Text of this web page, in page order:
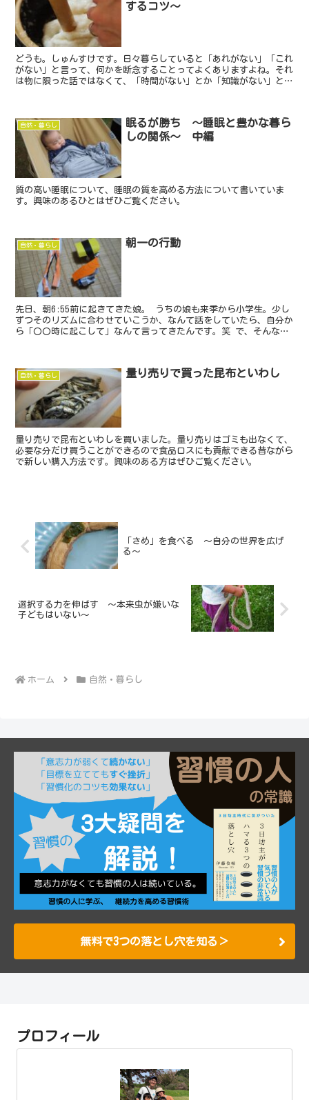
するコツ～
どうも。しゅんすけです。日々暮らしていると「あれがない」「これ
がない」と言って、何かを断念することってよくありますよね。それ
は物に限った話ではなくて、「時間がない」とか「知識がない」とか
自然・暮らし
眠るが勝ち ～睡眠と豊かな暮ら
しの関係～ 中編
質の高い睡眠について、睡眠の質を高める方法について書いていま
す。興味のあるひとはぜひご覧ください。
自然・暮らし 朝一の行動
先日、朝6:55前に起きてきた娘。 うちの娘も来季から小学生。少し
ずつそのリズムに合わせていこうか、なんて話をしていたら、自分か
ら「〇〇時に起こして」なんて言ってきたんです。笑 で、そんな娘
自然・暮らし 量り売りで買った昆布といわし
量り売りで昆布といわしを買いました。量り売りはゴミも出なくて、
必要な分だけ買うことができるので食品ロスにも貢献できる昔ながら
で新しい購入方法です。興味のある方はぜひご覧ください。
「さめ」を食べる ～自分の世界を広げ
る～
選択する力を伸ばす ～本来虫が嫌いな
子どもはいない～
ホーム 自然・暮らし
無料で3つの落とし穴を知る＞
プロフィール